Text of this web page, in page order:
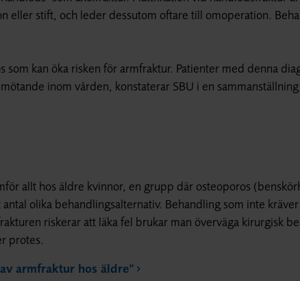
eller stift, och leder dessutom oftare till omoperation.
som kan öka risken för armfraktur. Patienter med denna
inom vården, konstaterar SBU i en
allt hos äldre kvinnor, en grupp där osteoporos
olika behandlingsalternativ. Behandling som inte
riskerar att läka fel brukar man överväga kirurgisk
protes.
armfraktur hos äldre”